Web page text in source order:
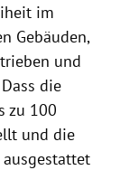
im
Gebäuden,
und
die
zu 100
und die
ausgestattet